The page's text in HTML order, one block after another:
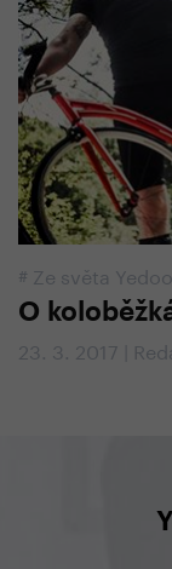
# Ze světa Yedoo
O
23. 3. 2017 |